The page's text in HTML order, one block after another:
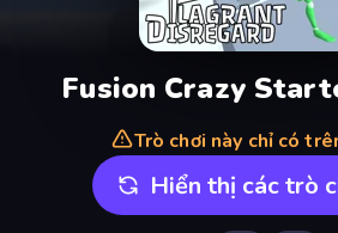
Fusion Crazy
Trò chơi này chỉ có
Hiển thị các trò